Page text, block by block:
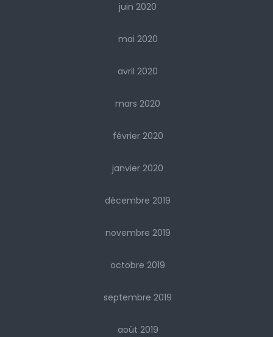
juin 2020
mai 2020
avril 2020
mars 2020
février 2020
janvier 2020
décembre 2019
novembre 2019
octobre 2019
septembre 2019
août 2019